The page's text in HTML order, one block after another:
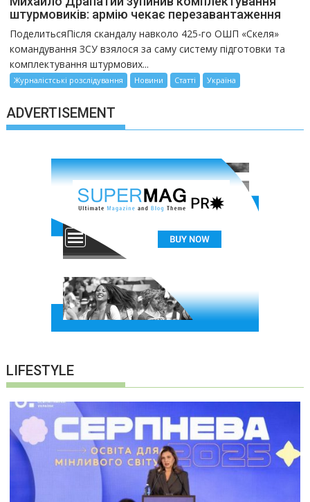
штурмовиків: армію чекає перезавантаження
ПоделитьсяПісля скандалу навколо 425-го ОШП «Скеля»
командування ЗСУ взялося за саму систему підготовки та
комплектування штурмових...
Журналістські розслідування Новини Статті Україна
ADVERTISEMENT
LIFESTYLE